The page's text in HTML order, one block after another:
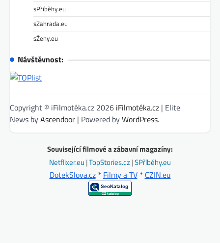
sPříběhy.eu
sZahrada.eu
sŽeny.eu
Návštěvnost:
Copyright © iFilmotéka.cz 2026 iFilmotéka.cz | Elite
News byAscendoor | Powered byWordPress.
Související filmové a zábavní magazíny:
Netflixer.eu |TopStories.cz|SPříběhy.eu
DotekSlova.cz* Filmy a TV* CZIN.eu